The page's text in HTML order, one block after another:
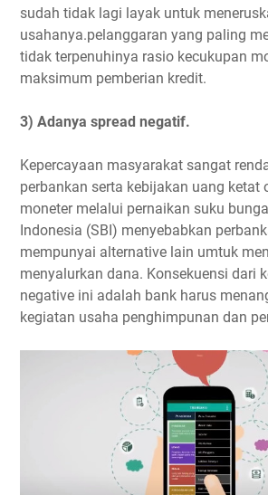
sudah tidak lagi layak untuk
usahanya.pelanggaran yang paling
tidak terpenuhinya rasio kecukupan
maksimum pemberian kredit.
3) Adanya spread negatif.
Kepercayaan masyarakat sangat
perbankan serta kebijakan uang ketat
moneter melalui pernaikan suku
Indonesia (SBI) menyebabkan
mempunyai alternative lain umtuk
menyalurkan dana. Konsekuensi dari
negative ini adalah bank harus
kegiatan usaha penghimpunan dan